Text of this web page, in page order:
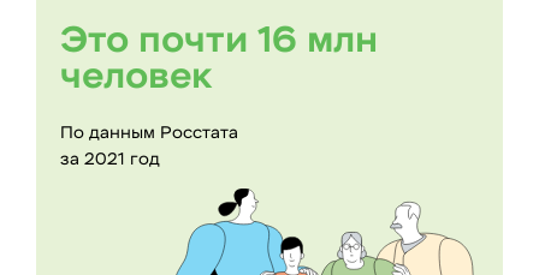
Это почти 16 млн
человек
По данным Росстата
за 2021 год